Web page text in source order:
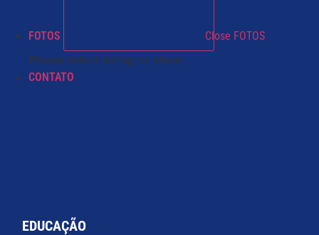
FOTOS Close FOTOS
Please select listing to show.
CONTATO
EDUCAÇÃO